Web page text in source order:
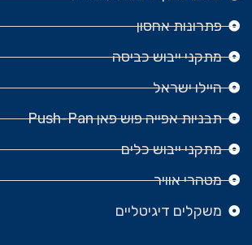
פתרונות אחסון
מתקני ייבוש כביסה
היילו ישראל
תבניות אפייה פוש פאן Push-Pan
מתקני ייבוש כלים
מטהרי אוויר
משקלים דיגיטליים